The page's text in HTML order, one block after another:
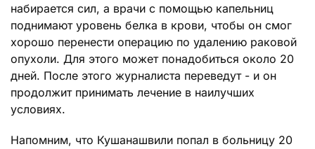
набирается сил, а врачи с помощью капельниц
поднимают уровень белка в крови, чтобы он смог
хорошо перенести операцию по удалению раковой
опухоли. Для этого может понадобиться около 20
дней. После этого журналиста переведут - и он
продолжит принимать лечение в наилучших
условиях.
Напомним, что Кушанашвили попал в больницу 20